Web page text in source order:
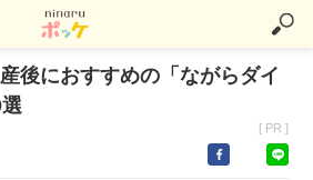
後におすすめの「ながらダイ
[ PR ]